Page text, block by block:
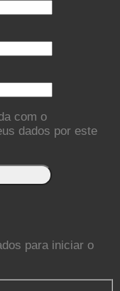
com o
dados por este
para iniciar o